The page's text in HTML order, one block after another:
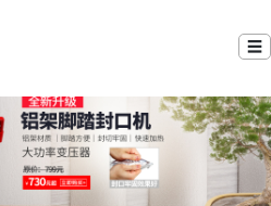
☰